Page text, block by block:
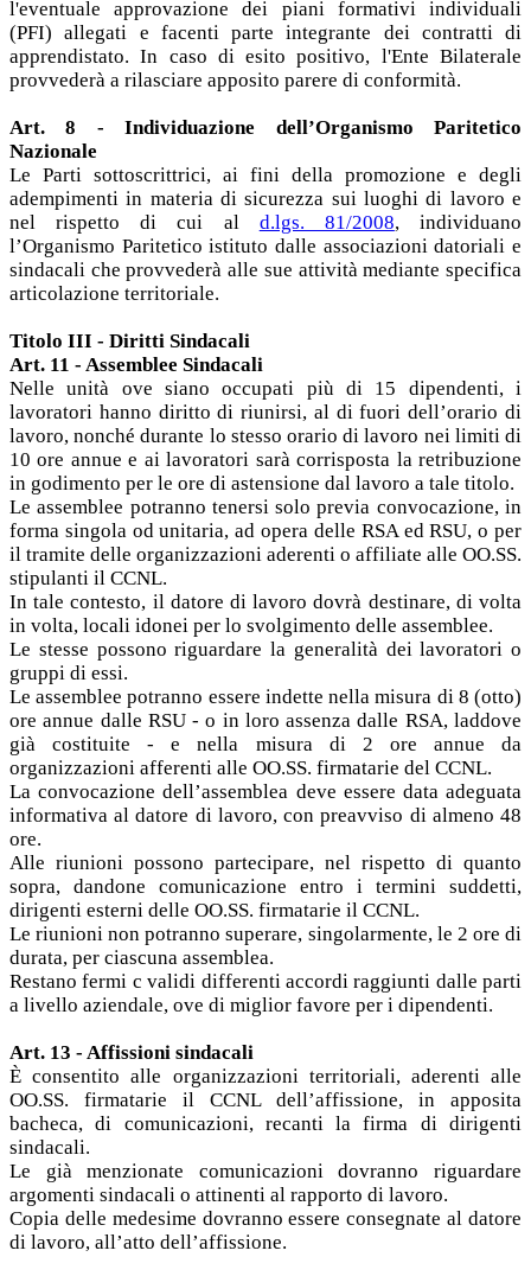
l'eventuale approvazione dei piani formativi individuali
(PFI) allegati e facenti parte integrante dei contratti di
apprendistato. In caso di esito positivo, l'Ente Bilaterale
provvederà a rilasciare apposito parere di conformità.
Art. 8 - Individuazione dell’Organismo Paritetico
Nazionale
Le Parti sottoscrittrici, ai fini della promozione e degli
adempimenti in materia di sicurezza sui luoghi di lavoro e
nel rispetto di cui al d.lgs. 81/2008, individuano
l’Organismo Paritetico istituto dalle associazioni datoriali e
sindacali che provvederà alle sue attività mediante specifica
articolazione territoriale.
Titolo III - Diritti Sindacali
Art. 11 - Assemblee Sindacali
Nelle unità ove siano occupati più di 15 dipendenti, i
lavoratori hanno diritto di riunirsi, al di fuori dell’orario di
lavoro, nonché durante lo stesso orario di lavoro nei limiti di
10 ore annue e ai lavoratori sarà corrisposta la retribuzione
in godimento per le ore di astensione dal lavoro a tale titolo.
Le assemblee potranno tenersi solo previa convocazione, in
forma singola od unitaria, ad opera delle RSA ed RSU, o per
il tramite delle organizzazioni aderenti o affiliate alle OO.SS.
stipulanti il CCNL.
In tale contesto, il datore di lavoro dovrà destinare, di volta
in volta, locali idonei per lo svolgimento delle assemblee.
Le stesse possono riguardare la generalità dei lavoratori o
gruppi di essi.
Le assemblee potranno essere indette nella misura di 8 (otto)
ore annue dalle RSU - o in loro assenza dalle RSA, laddove
già costituite - e nella misura di 2 ore annue da
organizzazioni afferenti alle OO.SS. firmatarie del CCNL.
La convocazione dell’assemblea deve essere data adeguata
informativa al datore di lavoro, con preavviso di almeno 48
ore.
Alle riunioni possono partecipare, nel rispetto di quanto
sopra, dandone comunicazione entro i termini suddetti,
dirigenti esterni delle OO.SS. firmatarie il CCNL.
Le riunioni non potranno superare, singolarmente, le 2 ore di
durata, per ciascuna assemblea.
Restano fermi c validi differenti accordi raggiunti dalle parti
a livello aziendale, ove di miglior favore per i dipendenti.
Art. 13 - Affissioni sindacali
È consentito alle organizzazioni territoriali, aderenti alle
OO.SS. firmatarie il CCNL dell’affissione, in apposita
bacheca, di comunicazioni, recanti la firma di dirigenti
sindacali.
Le già menzionate comunicazioni dovranno riguardare
argomenti sindacali o attinenti al rapporto di lavoro.
Copia delle medesime dovranno essere consegnate al datore
di lavoro, all’atto dell’affissione.